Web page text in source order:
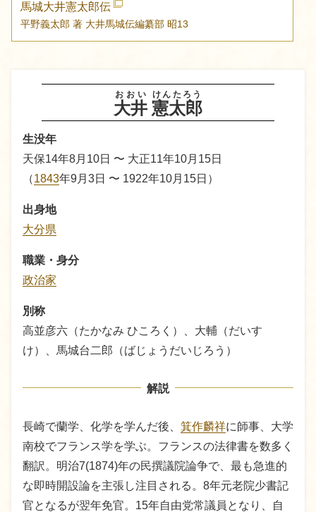
大井
おおい
憲太郎
けんたろう
生没年
天保14年8月10日 〜 大正11年10月15日
（1843年9月3日 〜 1922年10月15日）
出身地
大分県
職業・身分
政治家
別称
高並彦六（たかなみ ひころく）、大輔（だいす
け）、馬城台二郎（ばじょうだいじろう）
解説
長崎で蘭学、化学を学んだ後、 箕作麟祥に師事、大学
南校でフランス学を学ぶ。フランスの法律書を数多く
翻訳。明治7(1874)年の民撰議院論争で、最も急進的
な即時開設論を主張し注目される。8年元老院少書記
官となるが翌年免官。15年自由党常議員となり、自
馬城大井憲太郎伝
平野義太郎 著 大井馬城伝編纂部 昭13